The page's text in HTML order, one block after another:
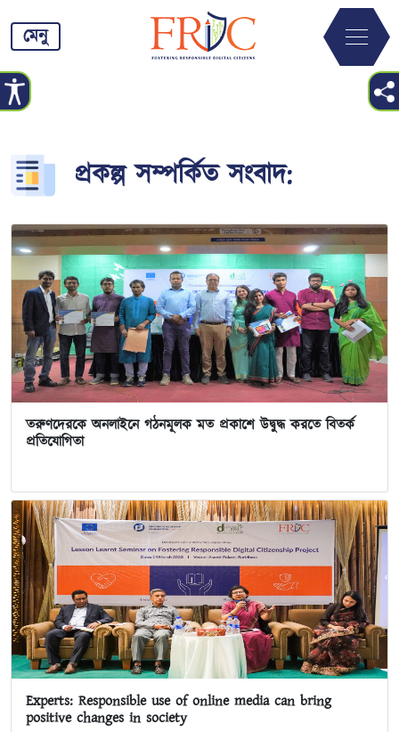
মেনু
প্রকল্প সম্পর্কিত সংবাদ:
তরুণদেরকে অনলাইনে গঠনমূলক মত প্রকাশে উদ্বুদ্ধ করতে বিতর্ক
প্রতিযোগিতা
Experts: Responsible use of online media can bring
positive changes in society